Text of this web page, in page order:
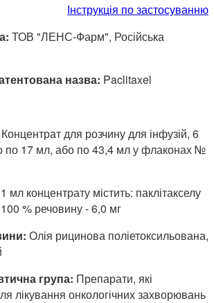
Інструкція по застосуванню
ТОВ "ЛЕНС-Фарм", Російська
назва: Paclitaxel
Концентрат для розчину для інфузій, 6
по 17 мл, або по 43,4 мл у флаконах №
1 мл концентрату містить: паклітакселу
% речовину - 6,0 мг
Олія рицинова поліетоксильована,
група: Препарати, які
лікування онкологічних захворювань